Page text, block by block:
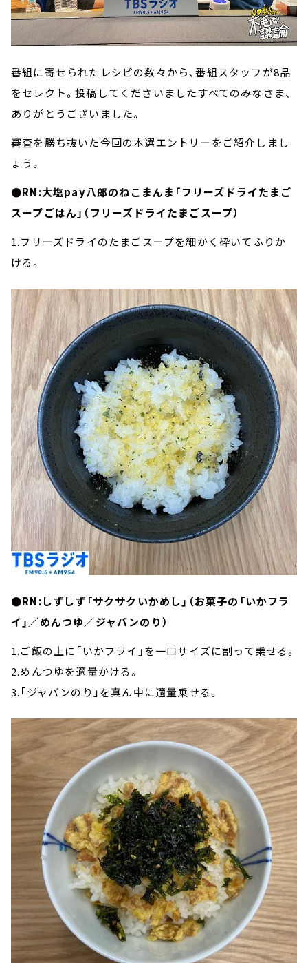
番組に寄せられたレシピの数々から、番組スタッフが8品
をセレクト。投稿してくださいましたすべてのみなさま、
ありがとうございました。
審査を勝ち抜いた今回の本選エントリーをご紹介しまし
ょう。
●RN:大塩pay八郎のねこまんま「フリーズドライたまご
スープごはん」（フリーズドライたまごスープ）
1.フリーズドライのたまごスープを細かく砕いてふりか
ける。
●RN:しずしず「サクサクいかめし」（お菓子の「いかフラ
イ」／めんつゆ／ジャバンのり）
1.ご飯の上に「いかフライ」を一口サイズに割って乗せる。
2.めんつゆを適量かける。
3.「ジャバンのり」を真ん中に適量乗せる。